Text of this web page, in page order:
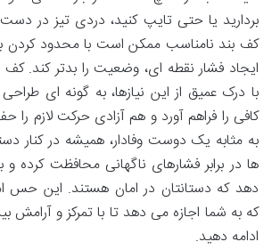
بردارید یا حتی تایپ کنید، دردی تیز در
کف بند نامناسب ممکن است با محدود کردن
ایجاد فشار نقطه ای، وضعیت را بدتر کند.
با درک عمیق از این نیازها، به گونه ای
کافی را فراهم آورد و هم آزادی حرکت لازم
به مثابه یک دوست وفادار، همیشه در کنار
ها در برابر فشارهای ناگهانی محافظت کرده
دهد که دستانتان در امان هستند. این حس
که به شما اجازه می دهد تا با تمرکز و آرامش
ادامه دهید.